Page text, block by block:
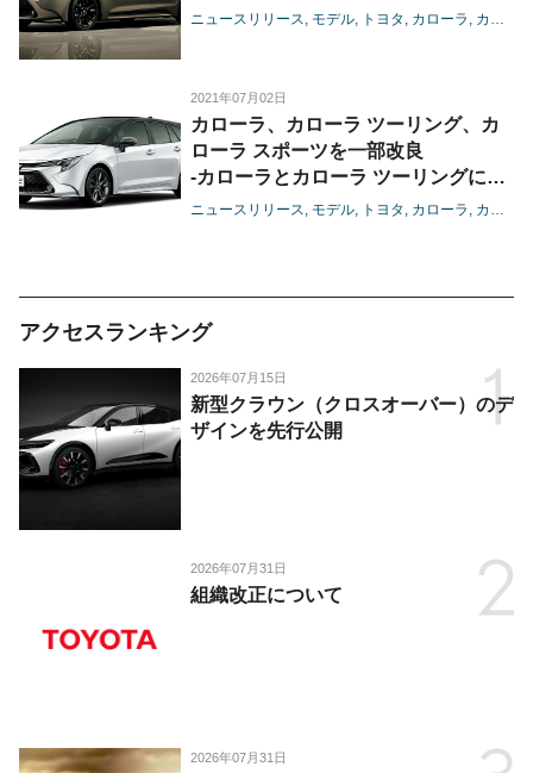
ニュースリリース モデル トヨタ カローラ カローラツーリング
2021年07月02日
カローラ、カローラ ツーリング、カ
ローラ スポーツを一部改良
-カローラとカローラ ツーリングにプ
ラスサポート機能を設定-
ニュースリリース モデル トヨタ カローラ カローラツーリング
アクセスランキング
2026年07月15日
新型クラウン（クロスオーバー）のデ
ザインを先行公開
2026年07月31日
組織改正について
2026年07月31日